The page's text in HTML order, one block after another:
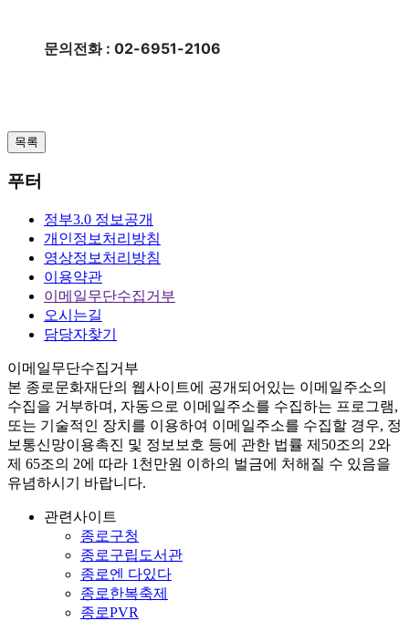
문의전화 : 02-6951-2106
목록
푸터
정부3.0 정보공개
개인정보처리방침
영상정보처리방침
이용약관
이메일무단수집거부
오시는길
담당자찾기
이메일무단수집거부
본 종로문화재단의 웹사이트에 공개되어있는 이메일주소의
수집을 거부하며, 자동으로 이메일주소를 수집하는 프로그램,
또는 기술적인 장치를 이용하여 이메일주소를 수집할 경우, 정
보통신망이용촉진 및 정보보호 등에 관한 법률 제50조의 2와
제 65조의 2에 따라 1천만원 이하의 벌금에 처해질 수 있음을
유념하시기 바랍니다.
관련사이트
종로구청
종로구립도서관
종로엔 다있다
종로한복축제
종로PVR